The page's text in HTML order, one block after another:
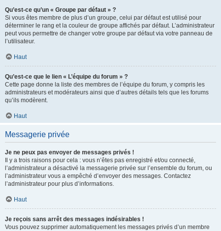
Qu’est-ce qu’un « Groupe par défaut » ?
Si vous êtes membre de plus d’un groupe, celui par défaut est utilisé pour
déterminer le rang et la couleur de groupe affichés par défaut. L’administrateur
peut vous permettre de changer votre groupe par défaut via votre panneau de
l’utilisateur.
Haut
Qu’est-ce que le lien « L’équipe du forum » ?
Cette page donne la liste des membres de l’équipe du forum, y compris les
administrateurs et modérateurs ainsi que d’autres détails tels que les forums
qu’ils modèrent.
Haut
Messagerie privée
Je ne peux pas envoyer de messages privés !
Il y a trois raisons pour cela : vous n’êtes pas enregistré et/ou connecté,
l’administrateur a désactivé la messagerie privée sur l’ensemble du forum, ou
l’administrateur vous a empêché d’envoyer des messages. Contactez
l’administrateur pour plus d’informations.
Haut
Je reçois sans arrêt des messages indésirables !
Vous pouvez supprimer automatiquement les messages privés d’un membre